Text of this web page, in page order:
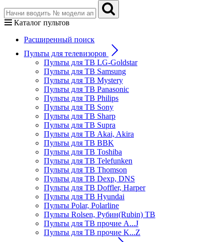
Каталог пультов
Расширенный поиск
Пульты для телевизоров
Пульты для ТВ LG-Goldstar
Пульты для ТВ Samsung
Пульты для ТВ Mystery
Пульты для ТВ Panasonic
Пульты для ТВ Philips
Пульты для ТВ Sony
Пульты для ТВ Sharp
Пульты для ТВ Supra
Пульты для ТВ Akai, Akira
Пульты для ТВ BBK
Пульты для ТВ Toshiba
Пульты для ТВ Telefunken
Пульты для ТВ Thomson
Пульты для ТВ Dexp, DNS
Пульты для ТВ Doffler, Harper
Пульты для ТВ Hyundai
Пульты Polar, Polarline
Пульты Rolsen, Рубин(Rubin) ТВ
Пульты для ТВ прочие A...J
Пульты для ТВ прочие K...Z